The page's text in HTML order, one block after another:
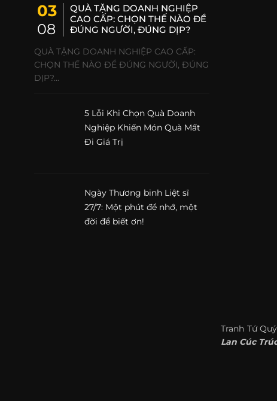
03
08
QUÀ TẶNG DOANH NGHIỆP
CAO CẤP: CHỌN THẾ NÀO ĐỂ
ĐÚNG NGƯỜI, ĐÚNG DỊP?
QUÀ TẶNG DOANH NGHIỆP CAO CẤP:
CHỌN THẾ NÀO ĐỂ ĐÚNG NGƯỜI, ĐÚNG
DỊP?...
5 Lỗi Khi Chọn Quà Doanh
Nghiệp Khiến Món Quà Mất
Đi Giá Trị
Ngày Thương binh Liệt sĩ
27/7: Một phút để nhớ, một
đời để biết ơn!
Tranh Tứ
Lan Cúc